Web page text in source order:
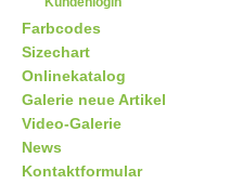
Farbcodes
Sizechart
Onlinekatalog
Galerie neue Artikel
Video-Galerie
News
Kontaktformular